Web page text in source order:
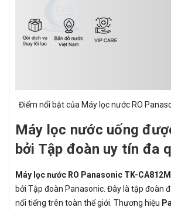
Điểm nổi bật của Máy lọc nước RO
Máy lọc nước uống
bởi Tập đoàn uy tín đa
Máy lọc nước RO Panasonic TK-
bởi Tập đoàn Panasonic. Đây là tập đoàn
nổi tiếng trên toàn thế giới. Thương hiệu